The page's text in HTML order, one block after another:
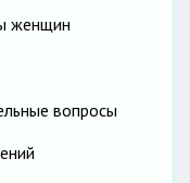
женщин
вопросы